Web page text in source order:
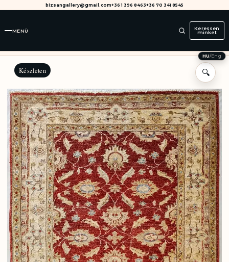
bizsangallery@gmail.com+36 1 396 8463+36 70 341 8545
MENÜ Keressen
minket
HU/Eng
Készleten 🔍